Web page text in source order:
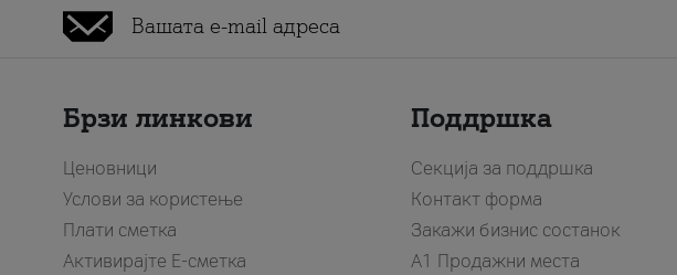
Брзи линкови
Ценовници
Услови за користење
Плати сметка
Активирајте Е-сметка
Поддршка
Секција за поддршка
Контакт форма
Закажи бизнис состанок
A1 Продажни места